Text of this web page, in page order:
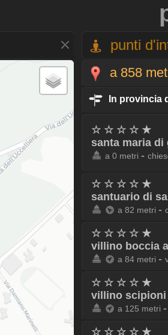
punti
a 858
In provincia
☆ ☆ ☆ ☆ ★
santa maria di
a 0 metri -
☆ ☆ ☆ ☆ ★
santuario di
a 82 metri -
☆ ☆ ☆ ☆ ★
villino boccia
a 84 metri -
☆ ☆ ☆ ☆ ★
villino scipioni
a 125 metri -
☆ ☆ ☆ ☆ ★